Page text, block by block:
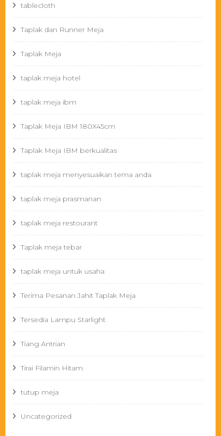
tablecloth
Taplak dan Runner Meja
Taplak Meja
taplak meja hotel
taplak meja ibm
Taplak Meja IBM 180X45cm
Taplak Meja IBM berkualitas
taplak meja menyesuaikan tema anda
taplak meja prasmanan
taplak meja restourant
Taplak meja tebar
taplak meja untuk usaha
Terima Pesanan Jahit Taplak Meja
Tersedia Lampu Starlight
Tiang Antrian
Tirai Filamin Hitam
tutup meja
Uncategorized